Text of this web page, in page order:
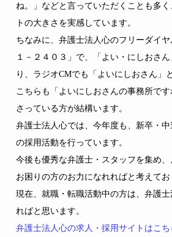
ね。」などと言っていただくことも多
トの大きさを実感しています。
ちなみに、弁護士法人心のフリーダイ
１－２４０３」で、「よい・にしおさ
り、ラジオCMでも「よいにしおさん」
こちらも「よいにしおさんの事務所で
さっている方が結構います。
弁護士法人心では、今年度も、新卒・
の採用活動を行っています。
今後も優秀な弁護士・スタッフを集め
お困りの方のお力になれればと考えてお
現在、就職・転職活動中の方は、弁護
ればと思います。
弁護士法人心の求人・採用サイトはこち